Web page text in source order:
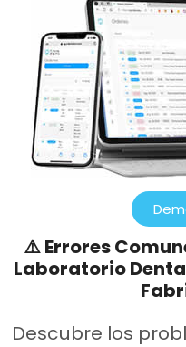
⚠️ Errores
Laboratorio
Descubre los